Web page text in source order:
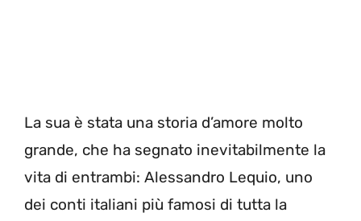
La sua è stata una storia d’amore molto
grande, che ha segnato inevitabilmente la
vita di entrambi: Alessandro Lequio, uno
dei conti italiani più famosi di tutta la